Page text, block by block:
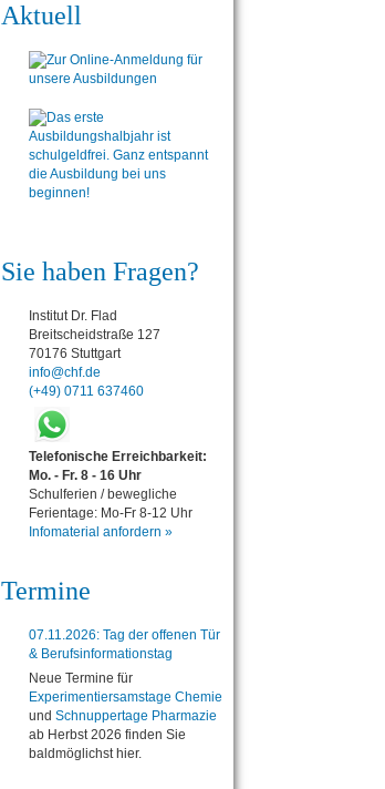
Aktuell
Sie haben Fragen?
Institut Dr. Flad
Breitscheidstraße 127
70176 Stuttgart
info@chf.de
(+49) 0711 637460
Telefonische Erreichbarkeit:
Mo. - Fr. 8 - 16 Uhr
Schulferien / bewegliche
Ferientage: Mo-Fr 8-12 Uhr
Infomaterial anfordern »
Termine
07.11.2026: Tag der offenen Tür
& Berufsinformationstag
Neue Termine für
Experimentiersamstage Chemie
und Schnuppertage Pharmazie
ab Herbst 2026 finden Sie
baldmöglichst hier.